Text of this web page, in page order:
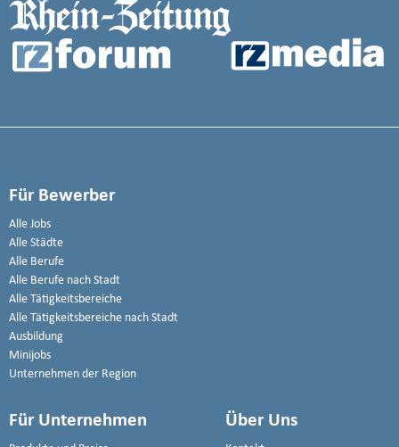
Für Bewerber
Alle Jobs
Alle Städte
Alle Berufe
Alle Berufe nach Stadt
Alle Tätigkeitsbereiche
Alle Tätigkeitsbereiche nach Stadt
Ausbildung
Minijobs
Unternehmen der Region
Für Unternehmen Über Uns